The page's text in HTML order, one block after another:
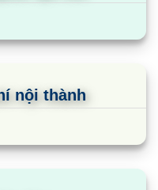
nội thành